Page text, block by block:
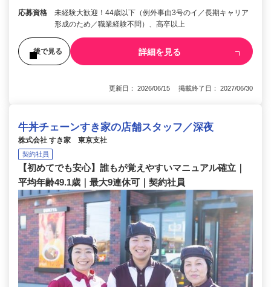
応募資格
未経験大歓迎！44歳以下（例外事由3号のイ／長期キャリア
形成のため／職業経験不問）、高卒以上
後で見る 詳細を見る
更新日： 2026/06/15 掲載終了日： 2027/06/30
牛丼チェーンすき家の店舗スタッフ／深夜
株式会社 すき家 東京支社
契約社員
【初めてでも安心】誰もが覚えやすいマニュアル確立｜
平均年齢49.1歳｜最大9連休可｜契約社員